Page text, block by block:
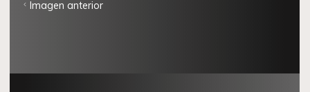
Imagen anterior